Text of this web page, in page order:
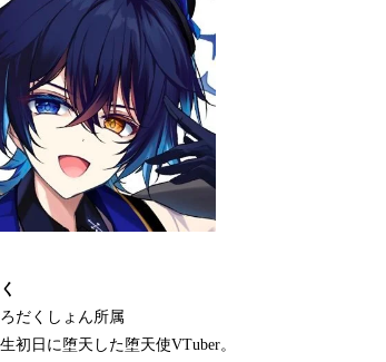
だくしょん所属
初日に堕天した堕天使VTuber。